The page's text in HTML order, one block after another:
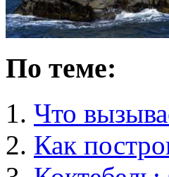
По теме:
Что
Как